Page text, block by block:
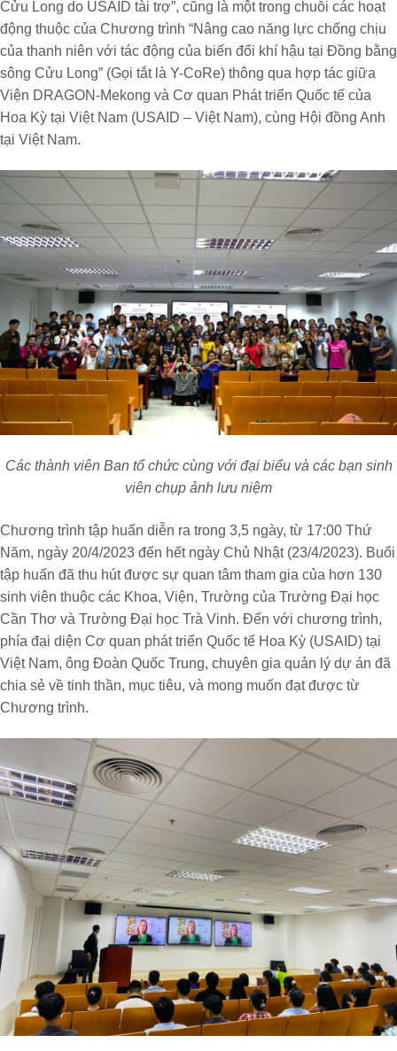
Cửu Long do USAID tài trợ”, cũng là một trong chuỗi các hoạt
động thuộc của Chương trình “Nâng cao năng lực chống chịu
của thanh niên với tác động của biến đổi khí hậu tại Đồng bằng
sông Cửu Long” (Gọi tắt là Y-CoRe) thông qua hợp tác giữa
Viện DRAGON-Mekong và Cơ quan Phát triển Quốc tế của
Hoa Kỳ tại Việt Nam (USAID – Việt Nam), cùng Hội đồng Anh
tại Việt Nam.
Các thành viên Ban tổ chức cùng với đại biểu và các bạn sinh
viên chụp ảnh lưu niệm
Chương trình tập huấn diễn ra trong 3,5 ngày, từ 17:00 Thứ
Năm, ngày 20/4/2023 đến hết ngày Chủ Nhật (23/4/2023). Buổi
tập huấn đã thu hút được sự quan tâm tham gia của hơn 130
sinh viên thuộc các Khoa, Viện, Trường của Trường Đại học
Cần Thơ và Trường Đại học Trà Vinh. Đến với chương trình,
phía đại diện Cơ quan phát triển Quốc tế Hoa Kỳ (USAID) tại
Việt Nam, ông Đoàn Quốc Trung, chuyên gia quản lý dự án đã
chia sẻ về tinh thần, mục tiêu, và mong muốn đạt được từ
Chương trình.